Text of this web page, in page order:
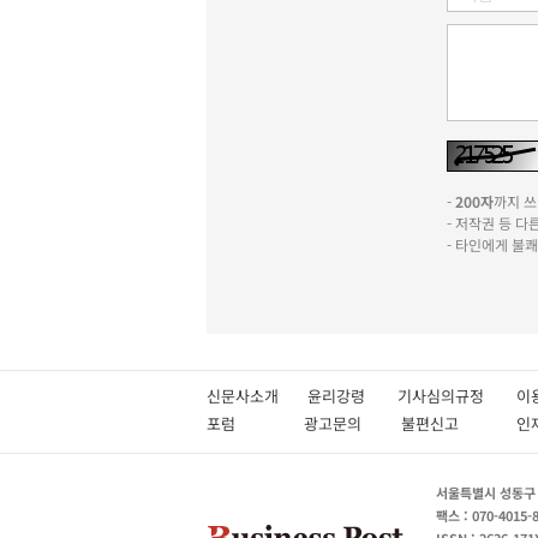
-200자까지
- 저작권 등 다
- 타인에게 불
신문사소개 윤리강령 기사심의규정
포럼
광고문의 불편신고
서울특별시 성동
팩스 : 070-4015-